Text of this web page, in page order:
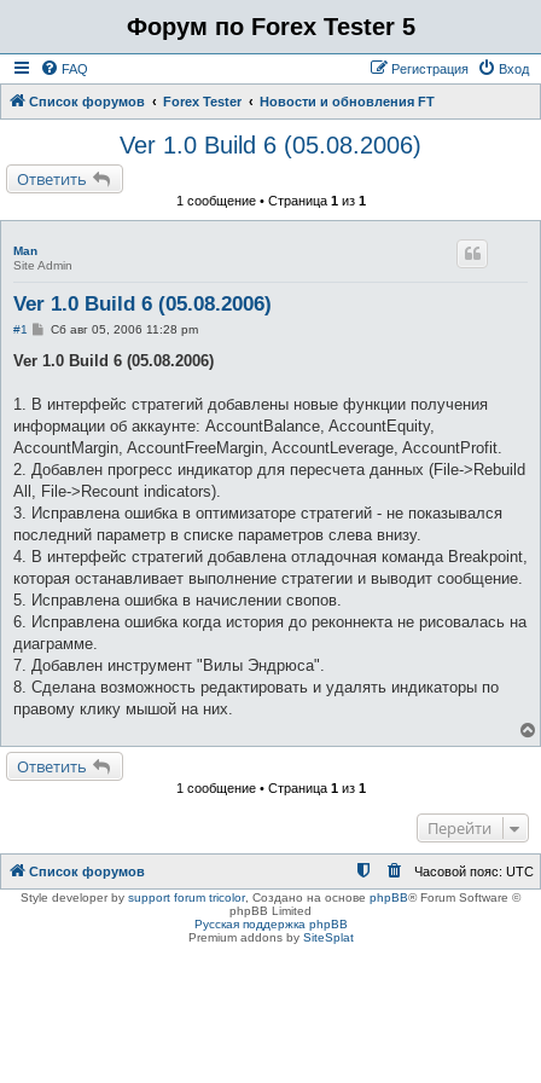
Форум по Forex Tester 5
FAQ Вход
Регистрация
Список форумов Forex Tester Новости и обновления FT
Ver 1.0 Build 6 (05.08.2006)
Ответить
1 сообщение • Страница 1из 1
Man
Site Admin
Ver 1.0 Build 6 (05.08.2006)
#1
С
о
е
и
е
Сб авг 05, 2006 11:28 pm
Ver 1.0 Build 6 (05.08.2006)
1. В интерфейс стратегий добавлены новые функции получения
информации об аккаунте: AccountBalance, AccountEquity,
AccountMargin, AccountFreeMargin, AccountLeverage, AccountProfit.
2. Добавлен прогресс индикатор для пересчета данных (File->Rebuild
All, File->Recount indicators).
3. Исправлена ошибка в оптимизаторе стратегий - не показывался
последний параметр в списке параметров слева внизу.
4. В интерфейс стратегий добавлена отладочная команда Breakpoint,
которая останавливает выполнение стратегии и выводит сообщение.
5. Исправлена ошибка в начислении свопов.
6. Исправлена ошибка когда история до реконнекта не рисовалась на
диаграмме.
7. Добавлен инструмент "Вилы Эндрюса".
8. Сделана возможность редактировать и удалять индикаторы по
правому клику мышой на них.
Ответить
1 сообщение • Страница 1из 1
Перейти
Список форумов Часовой пояс: UTC
Style developer by support forum tricolor, Создано на основе phpBB® Forum Software ©
phpBB Limited
Русская поддержка phpBB
Premium addons by SiteSplat